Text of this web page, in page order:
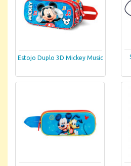
Estojo Duplo 3D Mickey Music